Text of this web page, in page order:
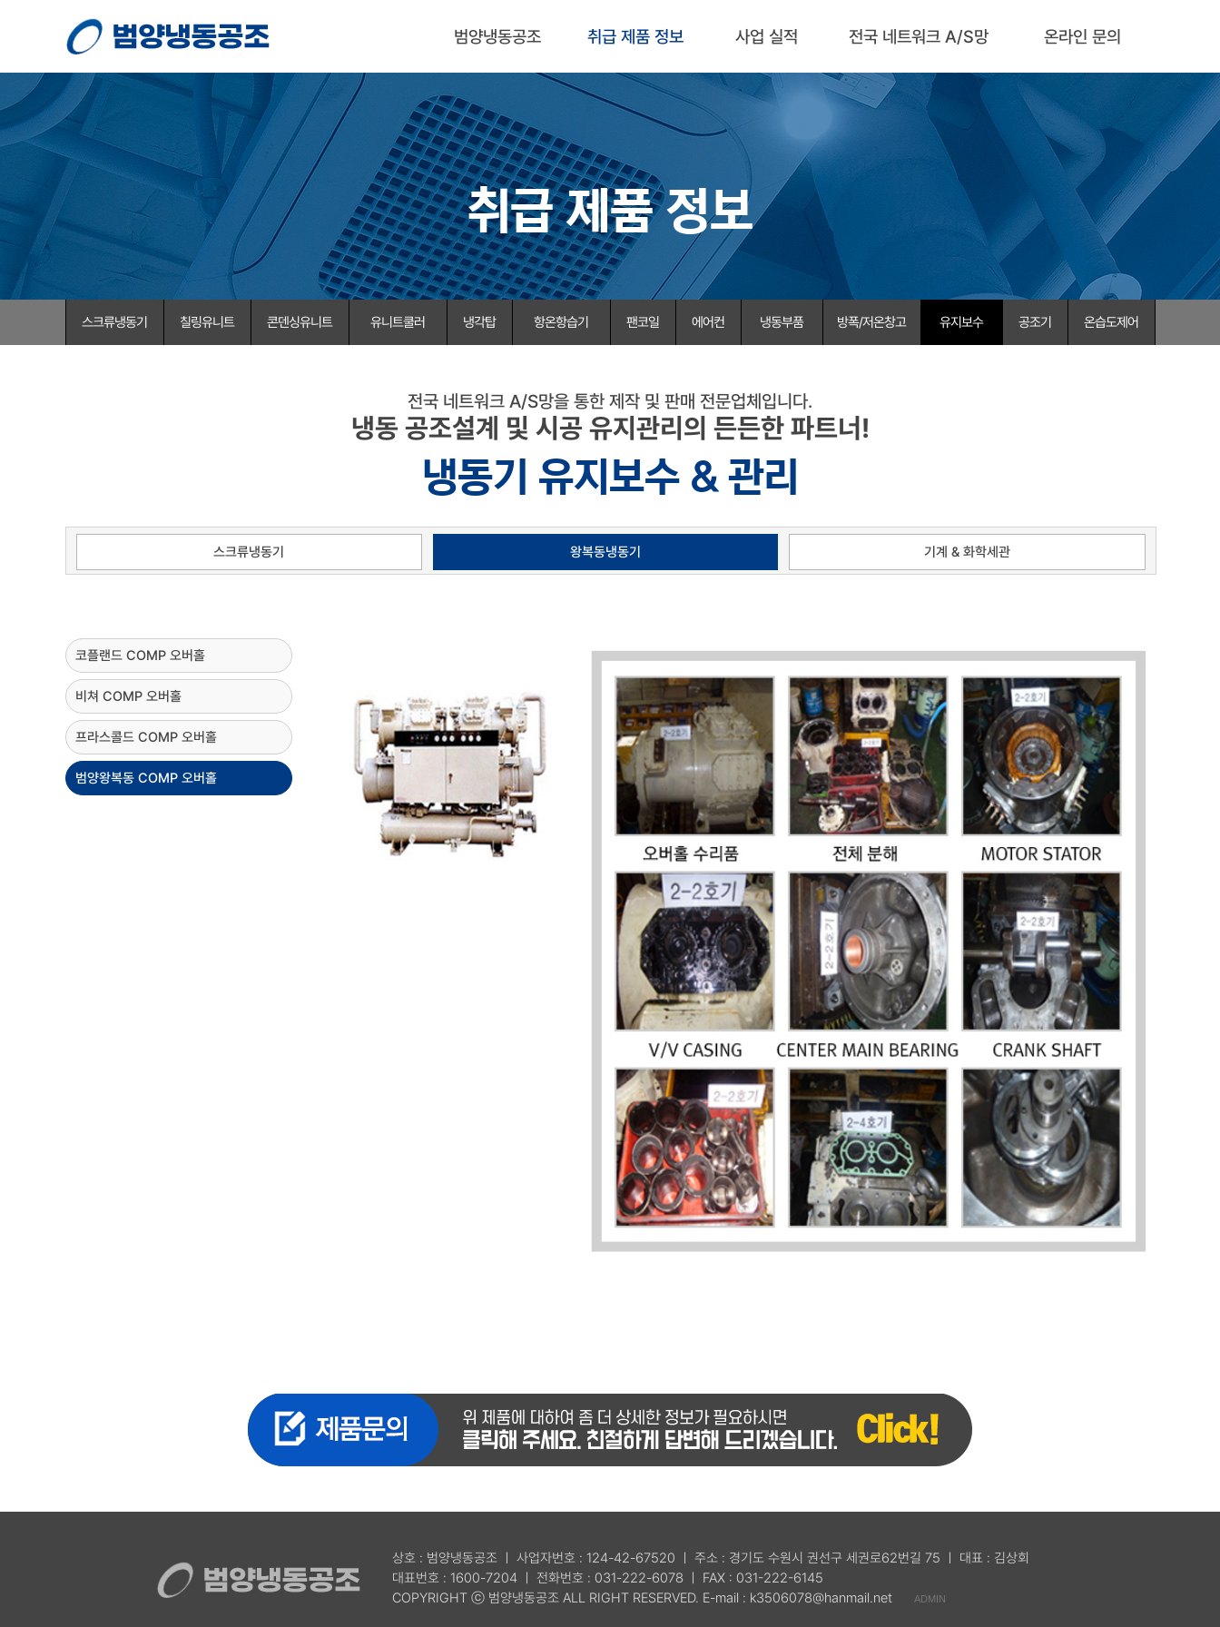
범양냉동공조 취급 제품 정보 사업 실적 전국 네트워크 A/S망 온라인 문의
취급 제품 정보
스크류냉동기 칠링유니트 콘덴싱유니트 유니트쿨러 냉각탑 항온항습기 팬코일 에어컨 냉동부품 방폭/저온창고 유지보수 공조기 온습도제어
전국 네트워크 A/S망을 통한 제작 및 판매 전문업체입니다.
냉동 공조설계 및 시공 유지관리의 든든한 파트너!
냉동기 유지보수 & 관리
스크류냉동기 왕복동냉동기 기계 & 화학세관
코플랜드 COMP 오버홀
비쳐 COMP 오버홀
프라스콜드 COMP 오버홀
범양왕복동 COMP 오버홀
상호 : 범양냉동공조 ㅣ 사업자번호 : 124-42-67520 ㅣ 주소 : 경기도 수원시 권선구 세권로62번길 75 ㅣ 대표 : 김상회
대표번호 : 1600-7204 ㅣ 전화번호 : 031-222-6078 ㅣ FAX : 031-222-6145
COPYRIGHT ⓒ 범양냉동공조 ALL RIGHT RESERVED. E-mail : k3506078@hanmail.net
ADMIN